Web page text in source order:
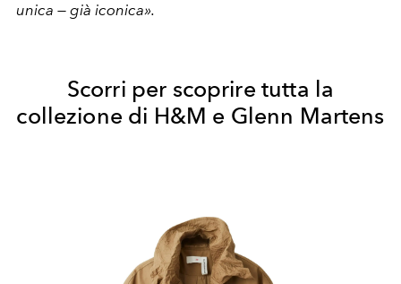
unica — già iconica».
Scorri per scoprire tutta la
collezione di H&M e Glenn Martens